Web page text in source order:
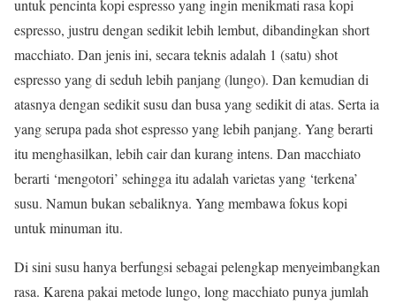
untuk pencinta kopi espresso yang ingin menikmati rasa kopi
espresso, justru dengan sedikit lebih lembut, dibandingkan short
macchiato. Dan jenis ini, secara teknis adalah 1 (satu) shot
espresso yang di seduh lebih panjang (lungo). Dan kemudian di
atasnya dengan sedikit susu dan busa yang sedikit di atas. Serta ia
yang serupa pada shot espresso yang lebih panjang. Yang berarti
itu menghasilkan, lebih cair dan kurang intens. Dan macchiato
berarti ‘mengotori’ sehingga itu adalah varietas yang ‘terkena’
susu. Namun bukan sebaliknya. Yang membawa fokus kopi
untuk minuman itu.
Di sini susu hanya berfungsi sebagai pelengkap menyeimbangkan
rasa. Karena pakai metode lungo, long macchiato punya jumlah